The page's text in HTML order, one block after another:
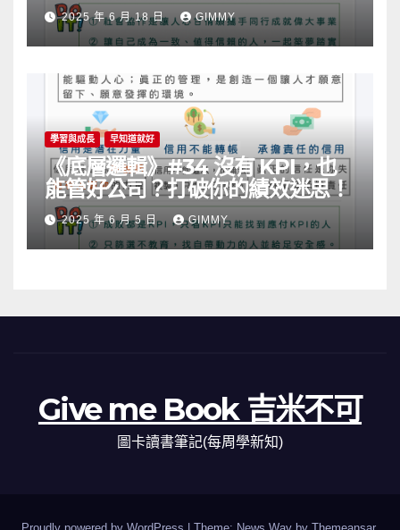
2025 年 6 月 18 日 GIMMY
學習與成長 早知道就好
《底層邏輯》#34 沒有 KPI，也
能管好公司？打破你的績效迷思！
2025 年 6 月 5 日 GIMMY
Give me Book 吉米不可
圖卡讀書筆記(每周學新知)